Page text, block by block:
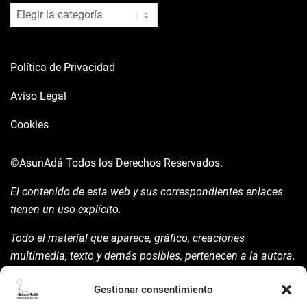
Gestionar consentimiento
blog
Política de Privacidad
Aviso Legal
Cookies
©AsunAdá Todos los Derechos Reservados.
El contenido de esta web y sus correspondientes enlaces
tienen un uso explícito.
Todo el material que aparece, gráfico, creaciones
multimedia, texto y demás posibles, pertenecen a la autora.
la mism para ello.